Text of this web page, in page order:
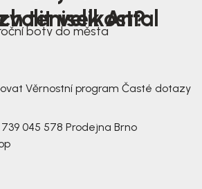
tenisek Antal
velikost?
boty do města
Věrnostní program Časté dotazy
739 045 578 Prodejna Brno